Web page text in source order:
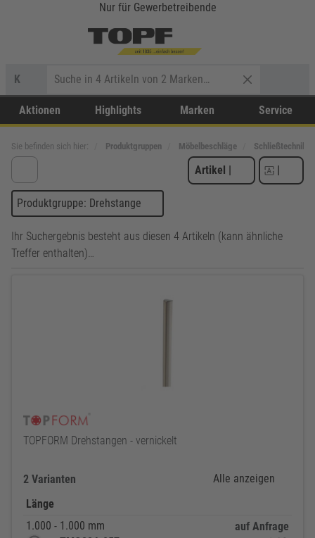
Nur für Gewerbetreibende
K
Aktionen Highlights Marken Service
Sie befinden sich hier: Produktgruppen Möbelbeschläge Schließtechnik
Artikel | |
Produktgruppe: Drehstange
Ihr Suchergebnis besteht aus diesen 4 Artikeln (kann ähnliche
Treffer enthalten)…
TOPFORM Drehstangen - vernickelt
2 Varianten
Alle anzeigen
Länge
1.000 - 1.000 mm
auf Anfrage